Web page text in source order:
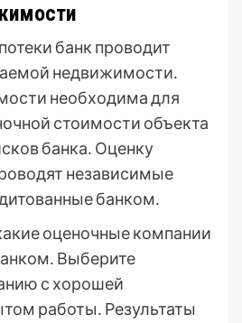
банк проводит
недвижимости․
необходима для
стоимости объекта
банка․ Оценку
независимые
банком․
оценочные компании
Выберите
с хорошей
работы․ Результаты